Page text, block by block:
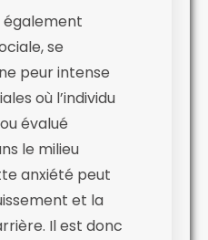
également
se
peur intense
où l’individu
évalué
le milieu
anxiété peut
et la
Il est donc